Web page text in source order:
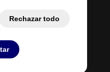
Rechazar todo